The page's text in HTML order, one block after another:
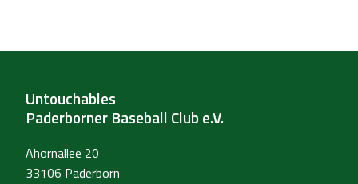
Untouchables
Paderborner Baseball Club e.V.
Ahornallee 20
33106 Paderborn